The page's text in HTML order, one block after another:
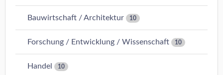
Bauwirtschaft / Architektur 10
Forschung / Entwicklung / Wissenschaft 10
Handel 10